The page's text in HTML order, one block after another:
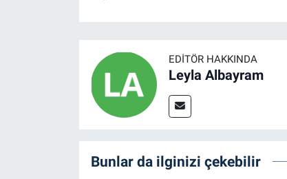
EDITÖR HAKKINDA
Leyla Albayram
Bunlar da ilginizi çekebilir